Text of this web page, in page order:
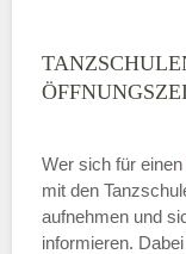
Wer sich für einen
mit den
aufnehmen und
informieren.